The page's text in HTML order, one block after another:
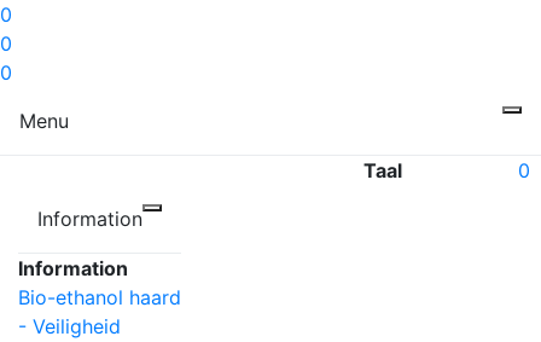
0
0
0
Menu
Information
Information
Bio-ethanol haard
- Veiligheid
Taal 0